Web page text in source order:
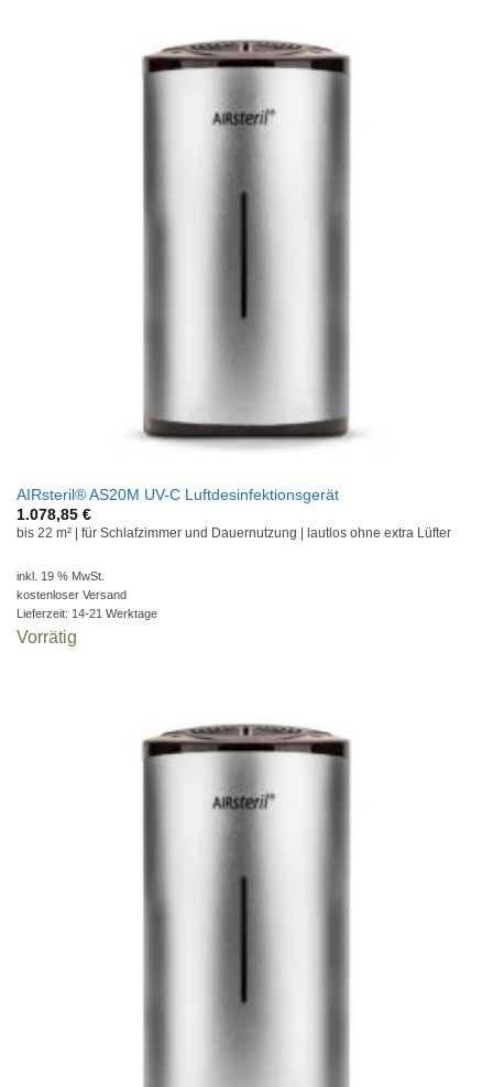
AIRsteril® AS20M UV-C Luftdesinfektionsgerät
1.078,85 €
bis 22 m² | für Schlafzimmer und Dauernutzung | lautlos ohne extra Lüfter
inkl. 19 % MwSt.
kostenloser Versand
Lieferzeit: 14-21 Werktage
Vorrätig